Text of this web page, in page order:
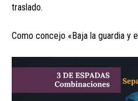
traslado.
Como concejo «Baja la guardia y